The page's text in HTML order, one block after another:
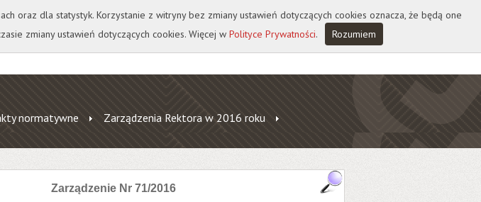
A A A A
normatywne
Zarządzenia Rektora w 2016 roku
Zarządzenie Nr 71/2016
oraz dla statystyk. Korzystanie z witryny bez zmiany ustawień dotyczących cookies oznacza, że będą one
zmiany ustawień dotyczących cookies. Więcej w Polityce Prywatności. Rozumiem